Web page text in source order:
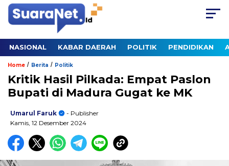
NASIONAL KABAR DAERAH POLITIK PENDIDIKAN
Home / Berita / Politik
Kritik Hasil Pilkada: Empat Paslon
Bupati di Madura Gugat ke MK
Umarul Faruk
- Publisher
Kamis, 12 Desember 2024